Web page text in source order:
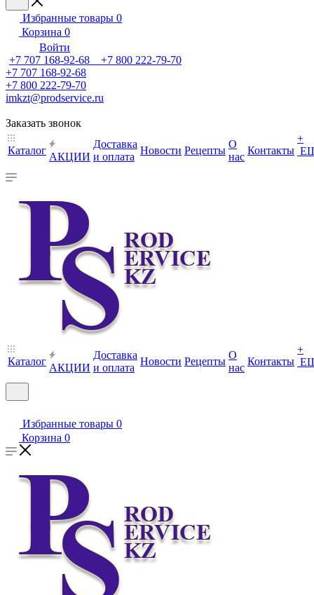
Избранные товары 0
Корзина 0
Войти
+7 707 168-92-68 +7 800 222-79-70
+7 707 168-92-68
+7 800 222-79-70
imkzt@prodservice.ru
Заказать звонок
Каталог
АКЦИИ
Доставка
и оплата
Новости Рецепты
О
нас
Контакты
+
Каталог
АКЦИИ
Доставка
и оплата
Новости Рецепты
О
нас
Контакты
+
Избранные товары 0
Корзина 0